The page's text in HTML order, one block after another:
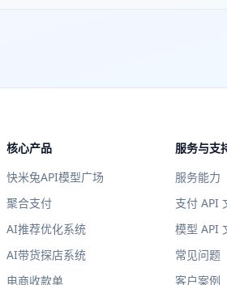
核心产品
快米兔API模型广场
聚合支付
AI推荐优化系统
AI带货探店系统
电商收款单
服务与支
服务能力
支付 API
模型 API
常见问题
客户案例